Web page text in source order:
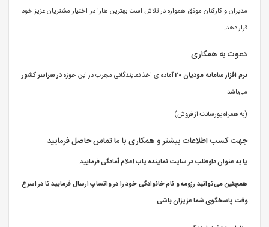
مدیران و کارکنان موفق همواره در تلاش است بهترین هارا در اختیار مشتریان عزیز خود
قرار دهد.
دعوت به همکاری
نرم افزار سامانه مودیان 20 آماده ی اخذ نمایندگانی مجرب در این حوزهدر سراسر کشور
می‌باشد.
(به همراه پورسانت از فروش)
جهت کسب اطلاعات بیشتر و همکاری با ما تماس حاصل فرمایید
یا به عنوان داوطلب در سایت نماینده یاب اعلام آمادگی فرمایید.
همچنین می‌توانید رزومه و نام خانوادگی خود را در واتساپ ارسال فرمایید تا در اسرع
وقت پاسخگوی شما عزیزان باشی